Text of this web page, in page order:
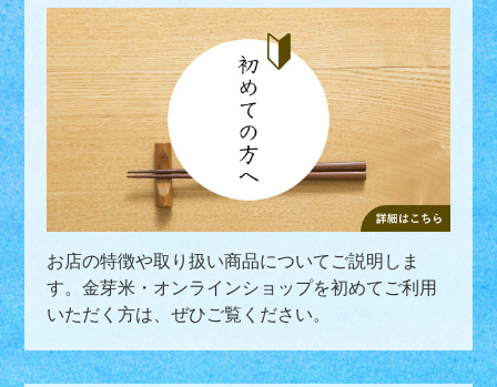
お店の特徴や取り扱い商品についてご説明しま
す。金芽米・オンラインショップを初めてご利用
いただく方は、ぜひご覧ください。